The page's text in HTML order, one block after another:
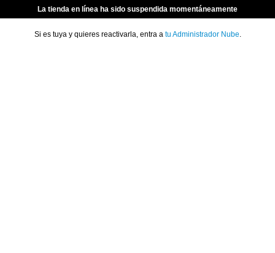
La tienda en línea ha sido suspendida momentáneamente
Si es tuya y quieres reactivarla, entra a tu Administrador Nube.